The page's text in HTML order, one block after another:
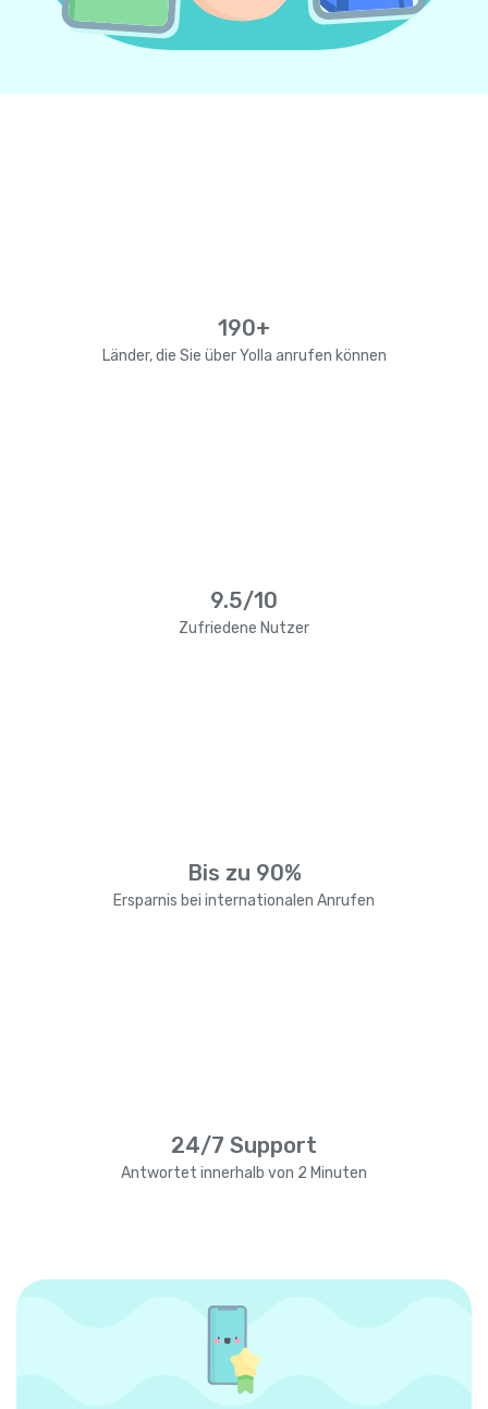
190+
Länder, die Sie über Yolla anrufen können
9.5/10
Zufriedene Nutzer
Bis zu 90%
Ersparnis bei internationalen Anrufen
24/7 Support
Antwortet innerhalb von 2 Minuten